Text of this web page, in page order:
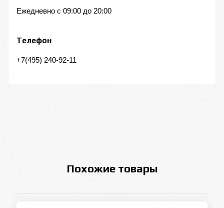
Ежедневно с 09:00 до 20:00
Телефон
+7(495) 240-92-11
Похожие товары